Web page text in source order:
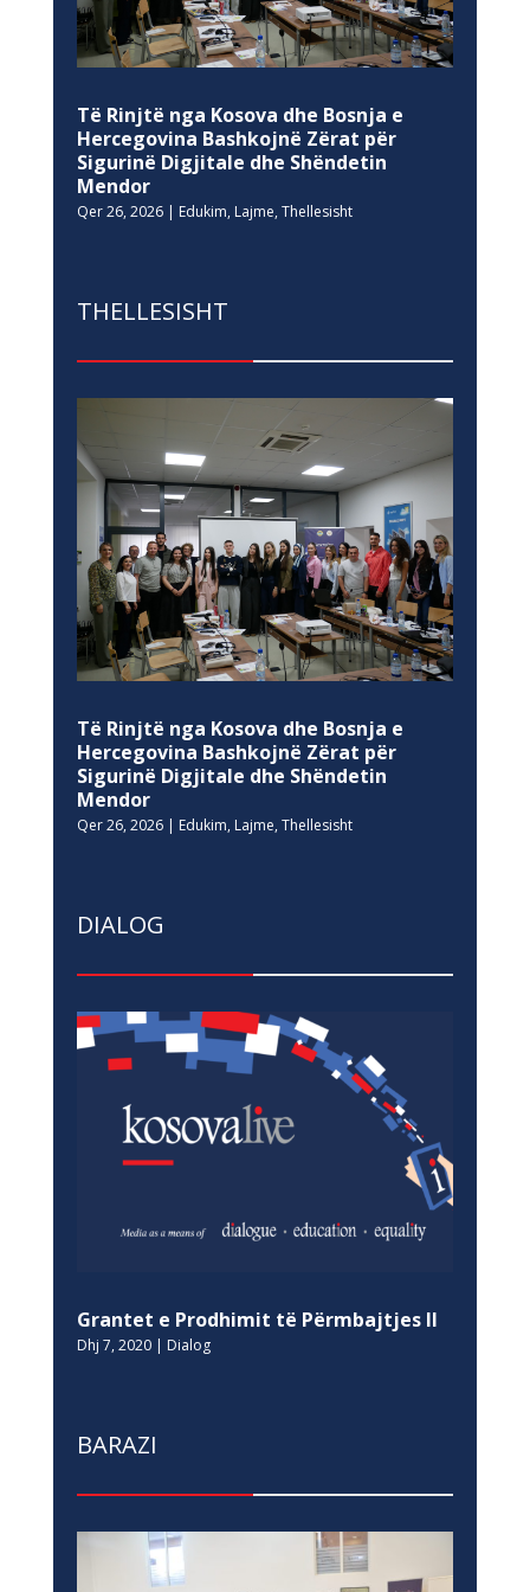
Të Rinjtë nga Kosova dhe Bosnja e
Hercegovina Bashkojnë Zërat për
Sigurinë Digjitale dhe Shëndetin
Mendor
Qer 26, 2026| Edukim, Lajme, Thellesisht
THELLESISHT
Të Rinjtë nga Kosova dhe Bosnja e
Hercegovina Bashkojnë Zërat për
Sigurinë Digjitale dhe Shëndetin
Mendor
Qer 26, 2026| Edukim, Lajme, Thellesisht
DIALOG
Grantet e Prodhimit të Përmbajtjes II
Dhj 7, 2020| Dialog
BARAZI